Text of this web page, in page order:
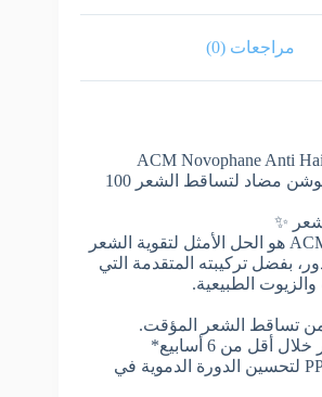
مراجعات (0)
ACM Novophane Anti
اي سي ام نوفوفان لوشن مضاد لتساقط الشعر 100
✨
نوفوفان لوشن من ACM هو الحل الأمثل لتقوية الشعر
بفضل تركيبته المتقدمة التي
والزيوت الطبيعية.
تساقط الشعر المؤقت.
أقل من 6 أسابيع*
يحتوي على فيتامين PP لتحسين الدورة الدموية في